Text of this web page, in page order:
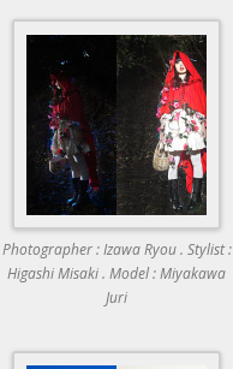
Photographer : Izawa Ryou . Stylist :
Higashi Misaki . Model : Miyakawa
Juri